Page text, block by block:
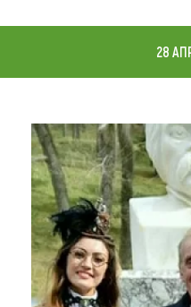
Что привезти
О регионе
Коллекция
Другие рубрики
28